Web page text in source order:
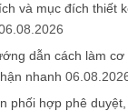
và mục đích thiết
dẫn cách làm cơ
nhanh
phối hợp phê duyệt,